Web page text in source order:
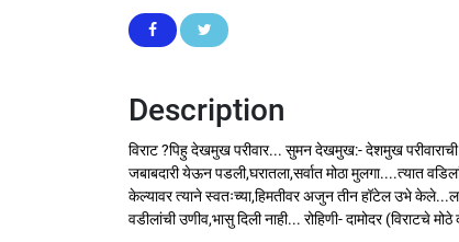
Description
विराट ?पिहु दे‌खमुख परीवार... सुमन देखमुख:- देशमुख
जबाबदारी येऊन पडली,घरातला,सर्वात मोठा मुलगा....त्यात
केल्यावर त्याने स्वतःच्या,हिमतीवर अजुन तीन हॉटेल उभे
वडीलांची उणीव,भासु दिली नाही... रोहिणी- दामोदर (विराटचे